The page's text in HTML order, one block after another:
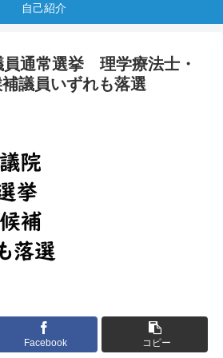
自己紹介
員通常選挙 理学療法士・
議員いずれも落選
Facebook コピー